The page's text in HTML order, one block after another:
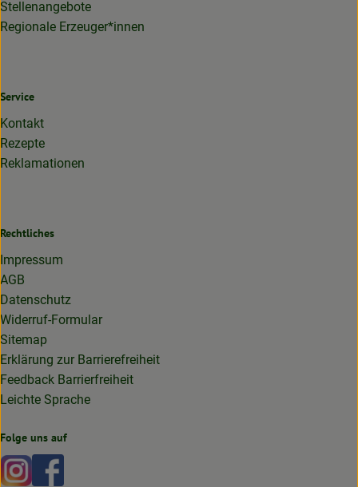
Stellenangebote
Regionale Erzeuger*innen
Service
Kontakt
Rezepte
Reklamationen
Rechtliches
Impressum
AGB
Datenschutz
Widerruf-Formular
Sitemap
Erklärung zur Barrierefreiheit
Feedback Barrierfreiheit
Leichte Sprache
Folge uns auf
Externer Link zu https://www.instagram.com/